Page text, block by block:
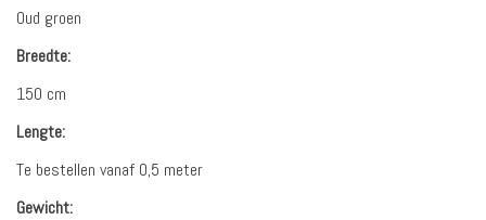
Oud groen
Breedte:
150 cm
Lengte:
Te bestellen vanaf 0,5 meter
Gewicht: